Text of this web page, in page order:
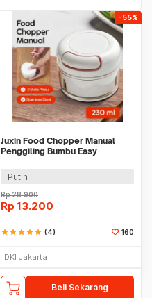
-55%
Juxin Food Chopper Manual
Penggiling Bumbu Easy
Putih
Rp28.900
Rp 13.200
starstarstarstarstar (4) 160
DKI Jakarta
Beli Sekarang